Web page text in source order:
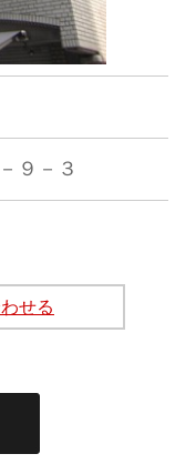
９－３
せる